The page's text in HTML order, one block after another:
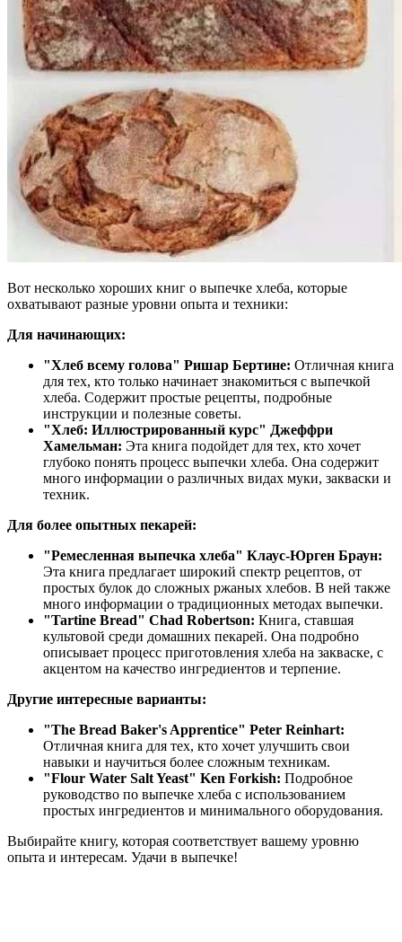
Вот несколько хороших книг о выпечке хлеба, которые
охватывают разные уровни опыта и техники:
Для начинающих:
"Хлеб всему голова" Ришар Бертине: Отличная книга
для тех, кто только начинает знакомиться с выпечкой
хлеба. Содержит простые рецепты, подробные
инструкции и полезные советы.
"Хлеб: Иллюстрированный курс" Джеффри
Хамельман: Эта книга подойдет для тех, кто хочет
глубоко понять процесс выпечки хлеба. Она содержит
много информации о различных видах муки, закваски и
техник.
Для более опытных пекарей:
"Ремесленная выпечка хлеба" Клаус-Юрген Браун:
Эта книга предлагает широкий спектр рецептов, от
простых булок до сложных ржаных хлебов. В ней также
много информации о традиционных методах выпечки.
"Tartine Bread" Chad Robertson: Книга, ставшая
культовой среди домашних пекарей. Она подробно
описывает процесс приготовления хлеба на закваске, с
акцентом на качество ингредиентов и терпение.
Другие интересные варианты:
"The Bread Baker's Apprentice" Peter Reinhart:
Отличная книга для тех, кто хочет улучшить свои
навыки и научиться более сложным техникам.
"Flour Water Salt Yeast" Ken Forkish: Подробное
руководство по выпечке хлеба с использованием
простых ингредиентов и минимального оборудования.
Выбирайте книгу, которая соответствует вашему уровню
опыта и интересам. Удачи в выпечке!